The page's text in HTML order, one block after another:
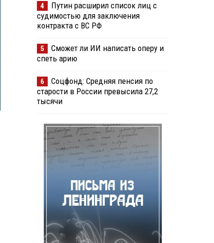
4
Путин расширил список лиц с
судимостью для заключения
контракта с ВС РФ
5
Сможет ли ИИ написать оперу и
спеть арию
6
Соцфонд: Средняя пенсия по
старости в России превысила 27,2
тысячи